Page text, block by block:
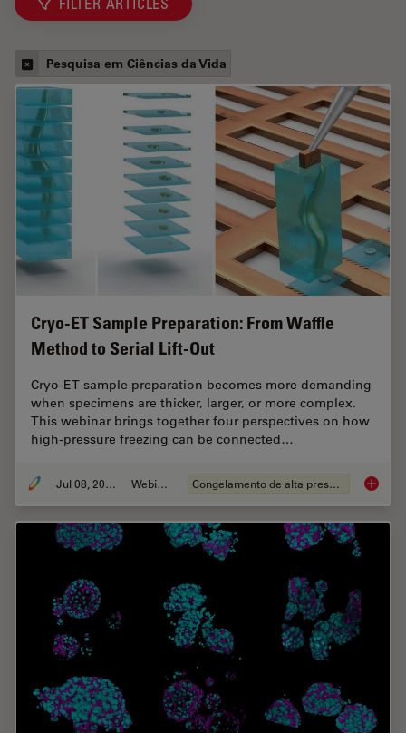
Pesquisa em Ciências da Vida
Cryo-ET Sample Preparation: From Waffle
Method to Serial Lift-Out
Cryo-ET sample preparation becomes more demanding
when specimens are thicker, larger, or more complex.
This webinar brings together four perspectives on how
high-pressure freezing can be connected…
Jul 08, 2026 Webinar Congelamento de alta pressão Cryo-